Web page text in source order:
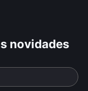
novidades